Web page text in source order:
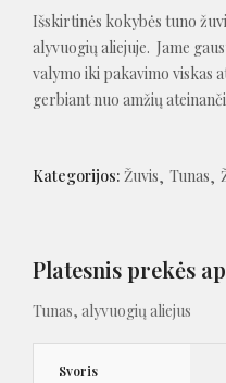
Išskirtinės kokybės tuno
alyvuogių aliejuje. Jame
valymo iki pakavimo viskas
gerbiant nuo amžių
Kategorijos: Žuvis Tunas
Platesnis prekės
Tunas, alyvuogių aliejus
Svoris